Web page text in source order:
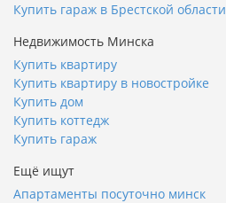
Купить гараж в Брестской области
Недвижимость Минска
Купить квартиру
Купить квартиру в новостройке
Купить дом
Купить коттедж
Купить гараж
Ещё ищут
Апартаменты посуточно минск